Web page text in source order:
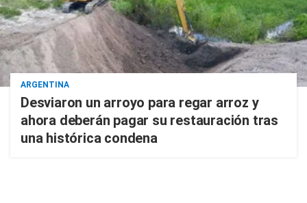
ARGENTINA
Desviaron un arroyo para regar arroz y
ahora deberán pagar su restauración tras
una histórica condena